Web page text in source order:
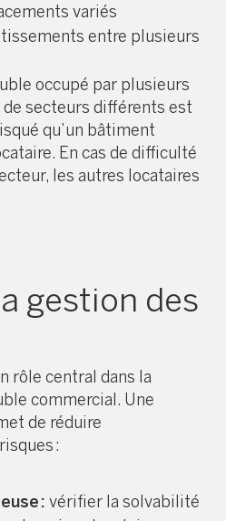
variés
entre plusieurs
occupé par plusieurs
secteurs différents est
qu’un bâtiment
En cas de difficulté
les autres locataires
gestion des
rôle central dans la
commercial. Une
de réduire
:
: vérifier la solvabilité